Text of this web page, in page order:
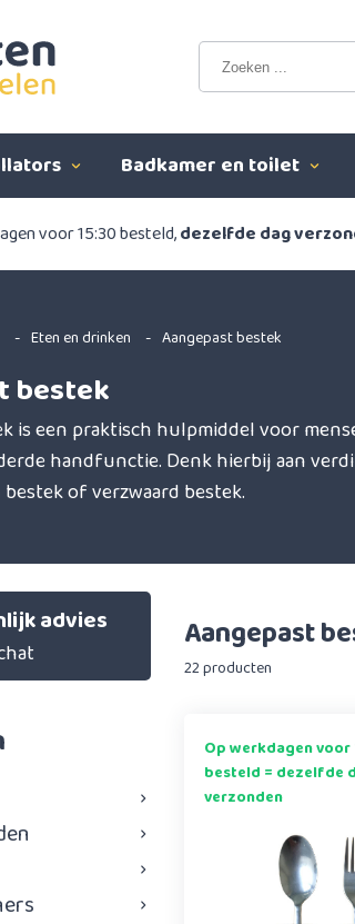
Badkamer en toilet
voor 15:30 besteld,dezelfde dag
- Eten en drinken - Aangepast bestek
bestek
is een praktisch hulpmiddel voor
handfunctie. Denk hierbij aan
of verzwaard bestek.
advies Aangepast
22 producten
Op werkdagen voor
besteld = dezelfde
verzonden